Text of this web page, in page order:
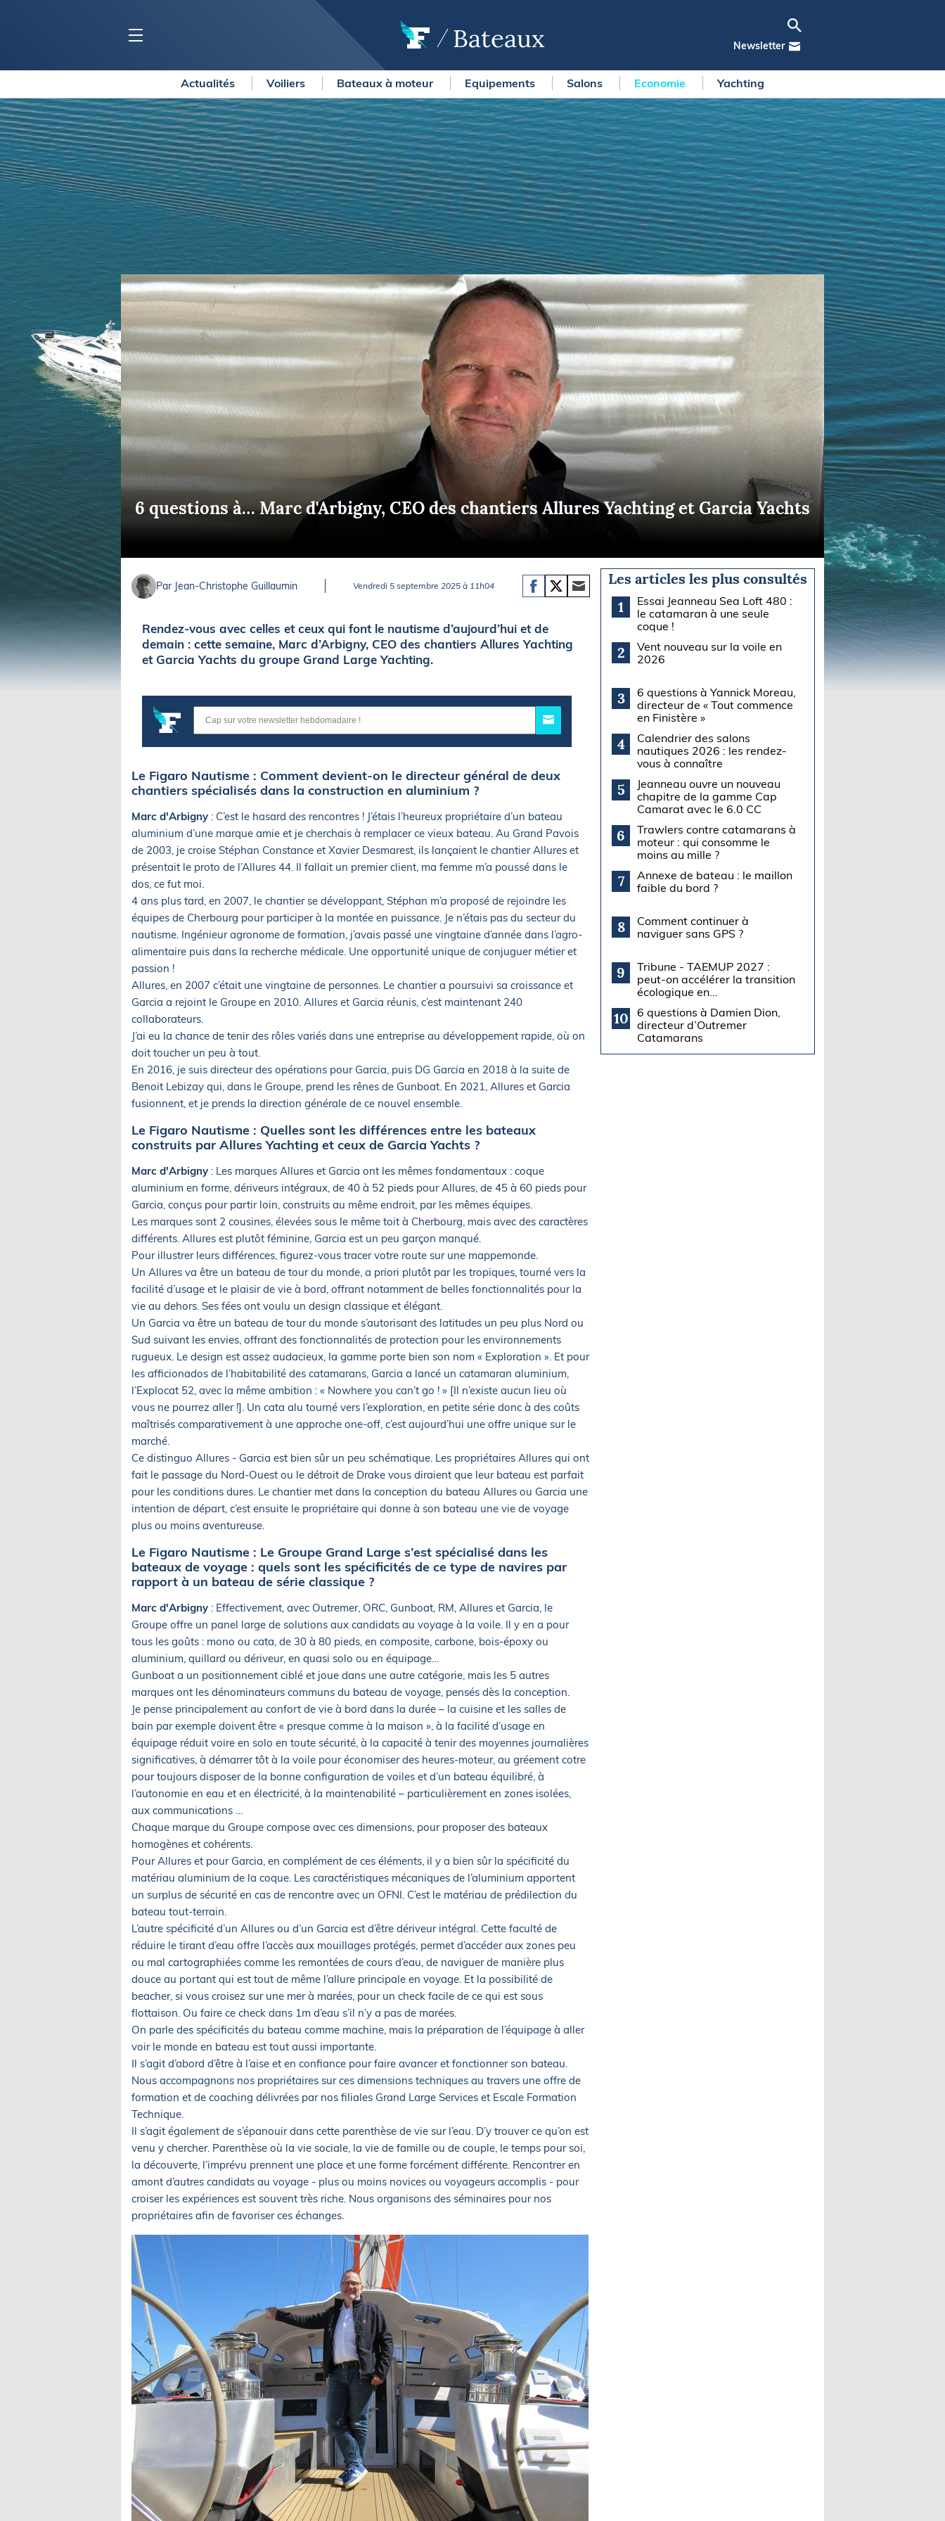
Bateaux Newsletter
BLOC MARINE
Ports
Carnets de voyage
Dossiers de la rédaction
Collection Bloc Marine
Application Bloc Marine
Règlementation
BATEAUX
Voiliers
Bateaux à moteur
Equipements
Economie
COURSES
Courses au large
Régates
La Solitaire du Figaro Paprec
Transat Paprec
Vendée Globe
Arkea Ultim Challenge
Route du Rhum - Destination
Guadeloupe
Transat Café l'Or
America's Cup
LOISIRS
Pêche en mer
MÉTÉO MARINE
LIFESTYLE
Shopping
Culture nautique
Gastronomie
Blogs
SERVICES
Nos magazines
La newsletter
METEO CONSULT Marine
Briefings
FLASH INFO
Actualités Voiliers Bateaux à moteur Equipements Salons Economie Yachting
6 questions à… Marc d'Arbigny, CEO des chantiers Allures Yachting et Garcia Yachts
Par Jean-Christophe Guillaumin Vendredi 5 septembre 2025 à 11h04
Rendez-vous avec celles et ceux qui font le nautisme d’aujourd’hui et de
demain : cette semaine, Marc d’Arbigny, CEO des chantiers Allures Yachting
et Garcia Yachts du groupe Grand Large Yachting.
Le Figaro Nautisme : Comment devient-on le directeur général de deux
chantiers spécialisés dans la construction en aluminium ?
Marc d'Arbigny : C’est le hasard des rencontres ! J’étais l’heureux propriétaire d’un bateau
aluminium d’une marque amie et je cherchais à remplacer ce vieux bateau. Au Grand Pavois
de 2003, je croise Stéphan Constance et Xavier Desmarest, ils lançaient le chantier Allures et
présentait le proto de l’Allures 44. Il fallait un premier client, ma femme m’a poussé dans le
dos, ce fut moi.
4 ans plus tard, en 2007, le chantier se développant, Stéphan m’a proposé de rejoindre les
équipes de Cherbourg pour participer à la montée en puissance. Je n’étais pas du secteur du
nautisme. Ingénieur agronome de formation, j’avais passé une vingtaine d’année dans l’agro-
alimentaire puis dans la recherche médicale. Une opportunité unique de conjuguer métier et
passion !
Allures, en 2007 c’était une vingtaine de personnes. Le chantier a poursuivi sa croissance et
Garcia a rejoint le Groupe en 2010. Allures et Garcia réunis, c’est maintenant 240
collaborateurs.
J’ai eu la chance de tenir des rôles variés dans une entreprise au développement rapide, où on
doit toucher un peu à tout.
En 2016, je suis directeur des opérations pour Garcia, puis DG Garcia en 2018 à la suite de
Benoit Lebizay qui, dans le Groupe, prend les rênes de Gunboat. En 2021, Allures et Garcia
fusionnent, et je prends la direction générale de ce nouvel ensemble.
Le Figaro Nautisme : Quelles sont les différences entre les bateaux
construits par Allures Yachting et ceux de Garcia Yachts ?
Marc d'Arbigny : Les marques Allures et Garcia ont les mêmes fondamentaux : coque
aluminium en forme, dériveurs intégraux, de 40 à 52 pieds pour Allures, de 45 à 60 pieds pour
Garcia, conçus pour partir loin, construits au même endroit, par les mêmes équipes.
Les marques sont 2 cousines, élevées sous le même toit à Cherbourg, mais avec des caractères
différents. Allures est plutôt féminine, Garcia est un peu garçon manqué.
Pour illustrer leurs différences, figurez-vous tracer votre route sur une mappemonde.
Un Allures va être un bateau de tour du monde, a priori plutôt par les tropiques, tourné vers la
facilité d’usage et le plaisir de vie à bord, offrant notamment de belles fonctionnalités pour la
vie au dehors. Ses fées ont voulu un design classique et élégant.
Un Garcia va être un bateau de tour du monde s’autorisant des latitudes un peu plus Nord ou
Sud suivant les envies, offrant des fonctionnalités de protection pour les environnements
rugueux. Le design est assez audacieux, la gamme porte bien son nom « Exploration ». Et pour
les afficionados de l’habitabilité des catamarans, Garcia a lancé un catamaran aluminium,
l’Explocat 52, avec la même ambition : « Nowhere you can’t go ! » [Il n’existe aucun lieu où
vous ne pourrez aller !]. Un cata alu tourné vers l’exploration, en petite série donc à des coûts
maîtrisés comparativement à une approche one-off, c’est aujourd’hui une offre unique sur le
marché.
Ce distinguo Allures - Garcia est bien sûr un peu schématique. Les propriétaires Allures qui ont
fait le passage du Nord-Ouest ou le détroit de Drake vous diraient que leur bateau est parfait
pour les conditions dures. Le chantier met dans la conception du bateau Allures ou Garcia une
intention de départ, c’est ensuite le propriétaire qui donne à son bateau une vie de voyage
plus ou moins aventureuse.
Le Figaro Nautisme : Le Groupe Grand Large s’est spécialisé dans les
bateaux de voyage : quels sont les spécificités de ce type de navires par
rapport à un bateau de série classique ?
Marc d'Arbigny : Effectivement, avec Outremer, ORC, Gunboat, RM, Allures et Garcia, le
Groupe offre un panel large de solutions aux candidats au voyage à la voile. Il y en a pour
tous les goûts : mono ou cata, de 30 à 80 pieds, en composite, carbone, bois-époxy ou
aluminium, quillard ou dériveur, en quasi solo ou en équipage…
Gunboat a un positionnement ciblé et joue dans une autre catégorie, mais les 5 autres
marques ont les dénominateurs communs du bateau de voyage, pensés dès la conception.
Je pense principalement au confort de vie à bord dans la durée – la cuisine et les salles de
bain par exemple doivent être « presque comme à la maison », à la facilité d’usage en
équipage réduit voire en solo en toute sécurité, à la capacité à tenir des moyennes journalières
significatives, à démarrer tôt à la voile pour économiser des heures-moteur, au gréement cotre
pour toujours disposer de la bonne configuration de voiles et d’un bateau équilibré, à
l’autonomie en eau et en électricité, à la maintenabilité – particulièrement en zones isolées,
aux communications …
Chaque marque du Groupe compose avec ces dimensions, pour proposer des bateaux
homogènes et cohérents.
Pour Allures et pour Garcia, en complément de ces éléments, il y a bien sûr la spécificité du
matériau aluminium de la coque. Les caractéristiques mécaniques de l’aluminium apportent
un surplus de sécurité en cas de rencontre avec un OFNI. C’est le matériau de prédilection du
bateau tout-terrain.
L’autre spécificité d’un Allures ou d’un Garcia est d’être dériveur intégral. Cette faculté de
réduire le tirant d’eau offre l’accès aux mouillages protégés, permet d’accéder aux zones peu
ou mal cartographiées comme les remontées de cours d’eau, de naviguer de manière plus
douce au portant qui est tout de même l’allure principale en voyage. Et la possibilité de
beacher, si vous croisez sur une mer à marées, pour un check facile de ce qui est sous
flottaison. Ou faire ce check dans 1m d’eau s’il n’y a pas de marées.
On parle des spécificités du bateau comme machine, mais la préparation de l’équipage à aller
voir le monde en bateau est tout aussi importante.
Il s’agit d’abord d’être à l’aise et en confiance pour faire avancer et fonctionner son bateau.
Nous accompagnons nos propriétaires sur ces dimensions techniques au travers une offre de
formation et de coaching délivrées par nos filiales Grand Large Services et Escale Formation
Technique.
Il s’agit également de s’épanouir dans cette parenthèse de vie sur l’eau. D’y trouver ce qu’on est
venu y chercher. Parenthèse où la vie sociale, la vie de famille ou de couple, le temps pour soi,
la découverte, l’imprévu prennent une place et une forme forcément différente. Rencontrer en
amont d’autres candidats au voyage - plus ou moins novices ou voyageurs accomplis - pour
croiser les expériences est souvent très riche. Nous organisons des séminaires pour nos
propriétaires afin de favoriser ces échanges.
Les articles les plus consultés
1
Essai Jeanneau Sea Loft 480 :
le catamaran à une seule
coque !
2
Vent nouveau sur la voile en
2026
3
6 questions à Yannick Moreau,
directeur de « Tout commence
en Finistère »
4
Calendrier des salons
nautiques 2026 : les rendez-
vous à connaître
5
Jeanneau ouvre un nouveau
chapitre de la gamme Cap
Camarat avec le 6.0 CC
6
Trawlers contre catamarans à
moteur : qui consomme le
moins au mille ?
7
Annexe de bateau : le maillon
faible du bord ?
8
Comment continuer à
naviguer sans GPS ?
9
Tribune - TAEMUP 2027 :
peut-on accélérer la transition
écologique en...
10
6 questions à Damien Dion,
directeur d’Outremer
Catamarans